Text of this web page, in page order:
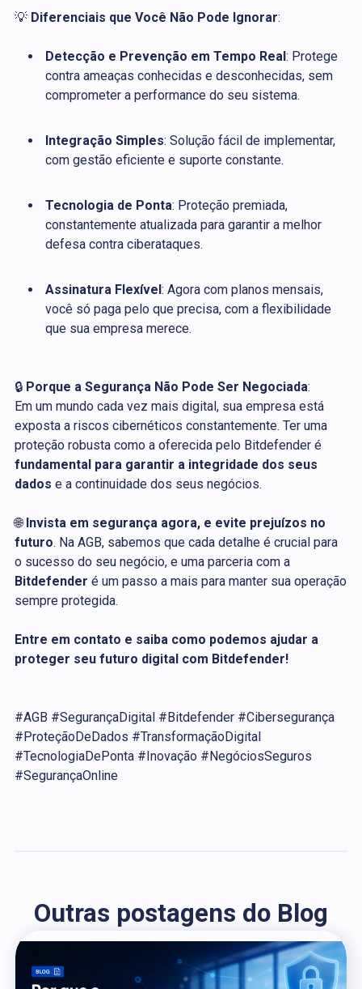
💡 Diferenciais que Você Não Pode Ignorar:
Detecção e Prevenção em Tempo Real: Protege
contra ameaças conhecidas e desconhecidas, sem
comprometer a performance do seu sistema.
Integração Simples: Solução fácil de implementar,
com gestão eficiente e suporte constante.
Tecnologia de Ponta: Proteção premiada,
constantemente atualizada para garantir a melhor
defesa contra ciberataques.
Assinatura Flexível: Agora com planos mensais,
você só paga pelo que precisa, com a flexibilidade
que sua empresa merece.
🔒 Porque a Segurança Não Pode Ser Negociada:
Em um mundo cada vez mais digital, sua empresa está
exposta a riscos cibernéticos constantemente. Ter uma
proteção robusta como a oferecida pelo Bitdefender é
fundamental para garantir a integridade dos seus
dados e a continuidade dos seus negócios.
🌐Invista em segurança agora, e evite prejuízos no
futuro. Na AGB, sabemos que cada detalhe é crucial para
o sucesso do seu negócio, e uma parceria com a
Bitdefender é um passo a mais para manter sua operação
sempre protegida.
Entre em contato e saiba como podemos ajudar a
proteger seu futuro digital com Bitdefender!
#AGB #SegurançaDigital #Bitdefender #Cibersegurança
#ProteçãoDeDados #TransformaçãoDigital
#TecnologiaDePonta #Inovação #NegóciosSeguros
#SegurançaOnline
Outras postagens do Blog